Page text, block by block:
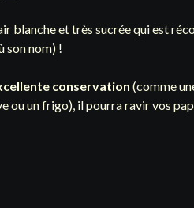
blanche et très sucrée qui est
son nom) !
conservation (comme
ou un frigo), il pourra ravir vos